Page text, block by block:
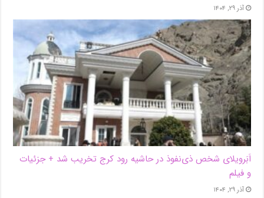
آذر ۲۹, ۱۴۰۴
اَبَر‌ویلای شخص ذی‌نفوذ در حاشیه‌ رود کرج تخریب شد + جزئیات
و فیلم
آذر ۲۹, ۱۴۰۴